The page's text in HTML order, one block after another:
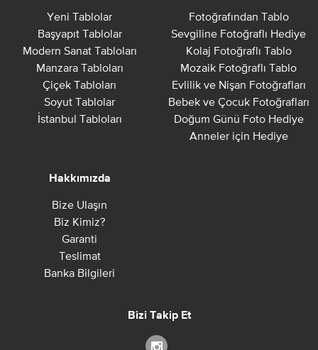
Yeni Tablolar
Başyapıt Tablolar
Modern Sanat Tabloları
Manzara Tabloları
Çiçek Tabloları
Soyut Tablolar
İstanbul Tabloları
Fotoğrafından Tablo
Sevgiline Fotoğraflı Hediye
Kolaj Fotoğraflı Tablo
Mozaik Fotoğraflı Tablo
Evlilik ve Nişan Fotoğrafları
Bebek ve Çocuk Fotoğrafları
Doğum Günü Foto Hediye
Anneler için Hediye
Hakkımızda
Bize Ulaşın
Biz Kimiz?
Garanti
Teslimat
Banka Bilgileri
Bizi Takip Et